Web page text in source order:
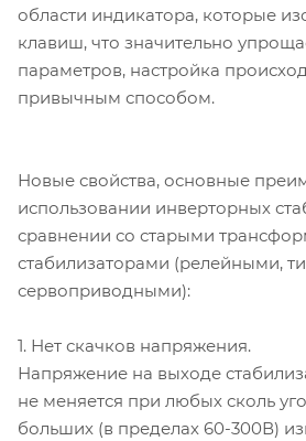
области индикатора, которые
клавиш, что значительно
параметров, настройка
привычным способом.
Новые свойства, основные
использовании инверторных
сравнении со старыми
стабилизаторами (релейными,
сервоприводными):
1. Нет скачков напряжения.
Напряжение на выходе
не меняется при любых сколь
больших (в пределах 60-300В)